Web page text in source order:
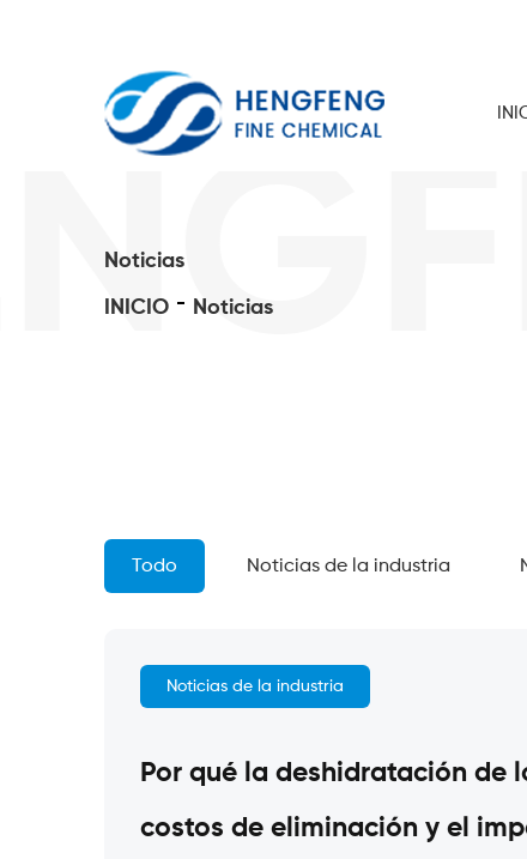
Noticias
INICIO Noticias
Todo Noticias de la industria
Noticias de la industria
Por qué la deshidratación de
costos de eliminación y el